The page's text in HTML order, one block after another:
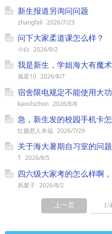
新生报道另询问问题
zhangfali 2026/7/23
问下大家柔道课怎么样？
小白 2026/8/2
我是新生，学姐海大有魔
孤星10 2026/8/7
kaoshizhon 2026/8/8
急，新生发的校园手机卡
红颜惹人幸福 2026/7/29
关于海大暑期自习室的问
T 2026/8/5
四六级大家考的怎么样啊
风絮子 2026/8/2
上一页 1/